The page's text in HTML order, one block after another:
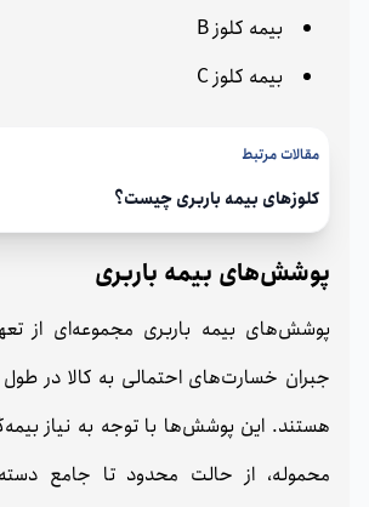
بیمه کلوز B
بیمه کلوز C
مقالات مرتبط
کلوزهای بیمه باربری چیست؟
پوشش‌های بیمه باربری
پوشش‌های بیمه باربری مجموعه‌ای از
جبران خسارت‌های احتمالی به کالا در
هستند. این پوشش‌ها با توجه به نیاز
محموله، از حالت محدود تا جامع